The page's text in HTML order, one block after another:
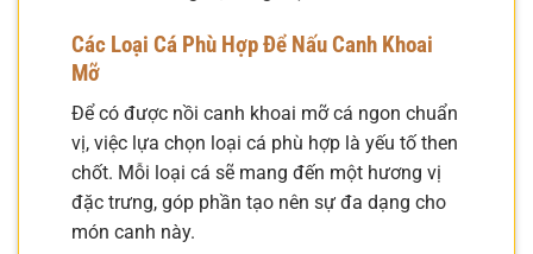
Các Loại Cá Phù Hợp Để Nấu Canh Khoai
Mỡ
Để có được nồi canh khoai mỡ cá ngon chuẩn
vị, việc lựa chọn loại cá phù hợp là yếu tố then
chốt. Mỗi loại cá sẽ mang đến một hương vị
đặc trưng, góp phần tạo nên sự đa dạng cho
món canh này.